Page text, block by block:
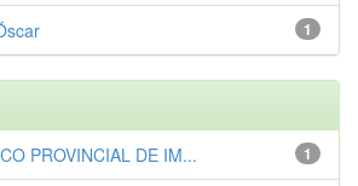
1
1
PROVINCIAL DE IM...